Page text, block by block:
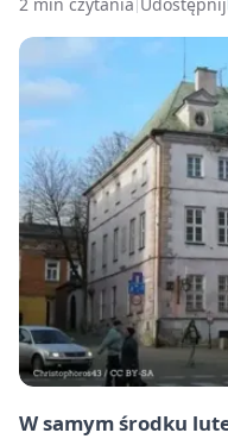
W samym środku